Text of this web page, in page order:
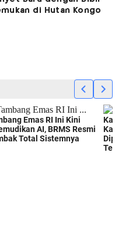
di Hutan Kongo